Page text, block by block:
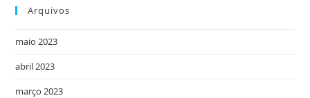
Arquivos
maio 2023
abril 2023
março 2023